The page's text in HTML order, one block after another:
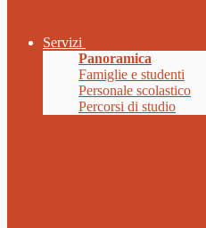
Servizi
Panoramica
Famiglie e studenti
Personale scolastico
Percorsi di studio